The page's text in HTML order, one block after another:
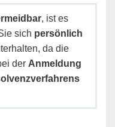
, ist es
sich persönlich
da die
der Anmeldung